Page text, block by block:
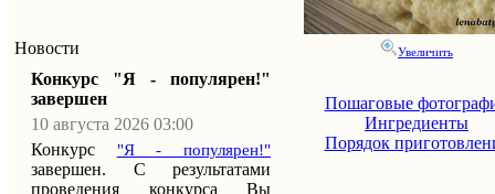
Новости
Конкурс "Я - популярен!"
завершен
10 августа 2026 03:00
Конкурс
"Я - популярен!"
завершен. С результатами
проведения конкурса Вы
Увеличить
Пошаговые
Ингредиенты
Порядок